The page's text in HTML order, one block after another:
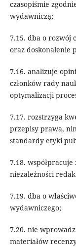
czasopiśmie
wydawniczą;
7.15. dba o rozwój
oraz doskonalenie
7.16. analizuje
członków rady
optymalizacji
7.17. rozstrzyga
przepisy prawa,
standardy etyki
7.18.
niezależności
7.19. dba o
wydawniczego;
7.20. nie
materiałów